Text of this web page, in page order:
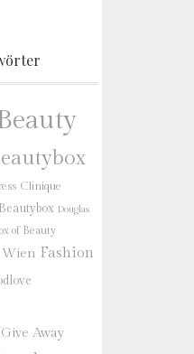
Clinique
Douglas
of Beauty
Wien Fashion
Give Away